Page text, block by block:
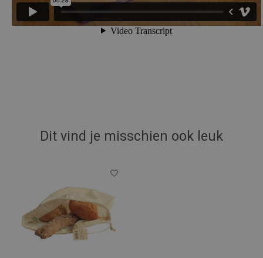
Dit vind je misschien ook leuk
Items van productcarrousel